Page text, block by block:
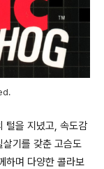
털을 지녔고, 속도감
기를 갖춘 고슴도
하며 다양한 콜라보